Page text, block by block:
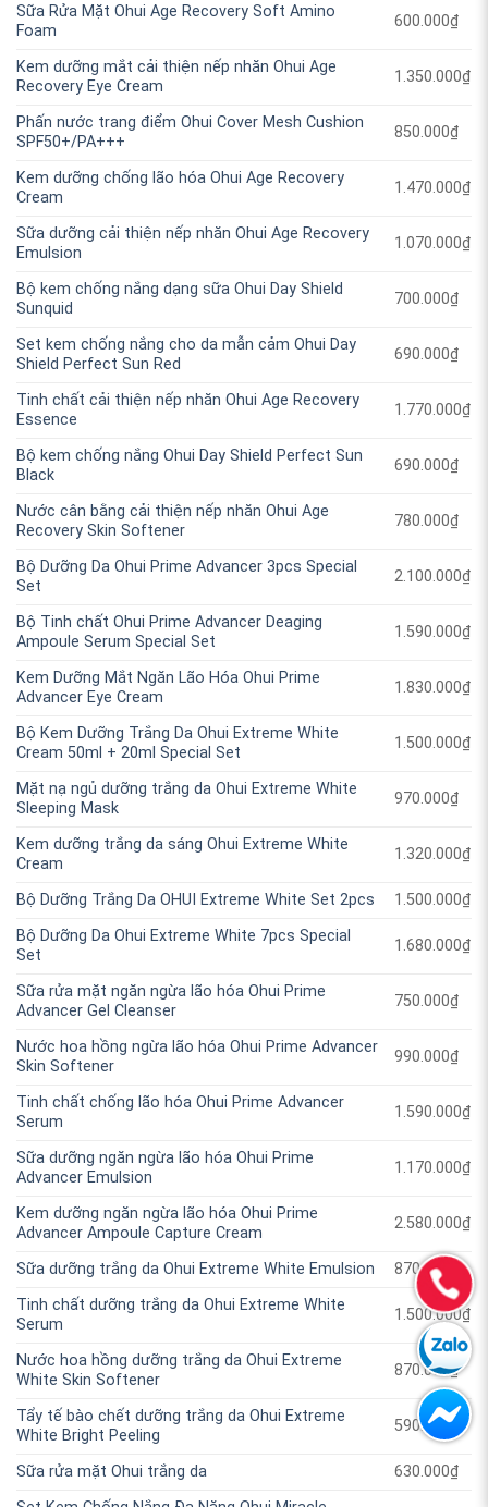
Sữa Rửa Mặt Ohui Age Recovery Soft Amino
Foam
600.000₫
Kem dưỡng mắt cải thiện nếp nhăn Ohui Age
Recovery Eye Cream
1.350.000₫
Phấn nước trang điểm Ohui Cover Mesh Cushion
SPF50+/PA+++
850.000₫
Kem dưỡng chống lão hóa Ohui Age Recovery
Cream
1.470.000₫
Sữa dưỡng cải thiện nếp nhăn Ohui Age Recovery
Emulsion
1.070.000₫
Bộ kem chống nắng dạng sữa Ohui Day Shield
Sunquid
700.000₫
Set kem chống nắng cho da mẫn cảm Ohui Day
Shield Perfect Sun Red
690.000₫
Tinh chất cải thiện nếp nhăn Ohui Age Recovery
Essence
1.770.000₫
Bộ kem chống nắng Ohui Day Shield Perfect Sun
Black
690.000₫
Nước cân bằng cải thiện nếp nhăn Ohui Age
Recovery Skin Softener
780.000₫
Bộ Dưỡng Da Ohui Prime Advancer 3pcs Special
Set
2.100.000₫
Bộ Tinh chất Ohui Prime Advancer Deaging
Ampoule Serum⁣ Special Set
1.590.000₫
Kem Dưỡng Mắt Ngăn Lão Hóa Ohui Prime
Advancer Eye Cream
1.830.000₫
Bộ Kem Dưỡng Trắng Da Ohui Extreme White
Cream 50ml + 20ml Special Set
1.500.000₫
Mặt nạ ngủ dưỡng trắng da Ohui Extreme White
Sleeping Mask
970.000₫
Kem dưỡng trắng da sáng Ohui Extreme White
Cream
1.320.000₫
Bộ Dưỡng Trắng Da OHUI Extreme White Set 2pcs 1.500.000₫
Bộ Dưỡng Da Ohui Extreme White 7pcs Special
Set
1.680.000₫
Sữa rửa mặt ngăn ngừa lão hóa Ohui Prime
Advancer Gel Cleanser
750.000₫
Nước hoa hồng ngừa lão hóa Ohui Prime Advancer
Skin Softener
990.000₫
Tinh chất chống lão hóa Ohui Prime Advancer
Serum
1.590.000₫
Sữa dưỡng ngăn ngừa lão hóa Ohui Prime
Advancer Emulsion
1.170.000₫
Kem dưỡng ngăn ngừa lão hóa Ohui Prime
Advancer Ampoule Capture Cream
2.580.000₫
Sữa dưỡng trắng da Ohui Extreme White Emulsion 870.000
Tinh chất dưỡng trắng da Ohui Extreme White
Serum
1.500.000₫
Nước hoa hồng dưỡng trắng da Ohui Extreme
White Skin Softener
870.000₫
Tẩy tế bào chết dưỡng trắng da Ohui Extreme
White Bright Peeling
590.000₫
Sữa rửa mặt Ohui trắng da 630.000₫